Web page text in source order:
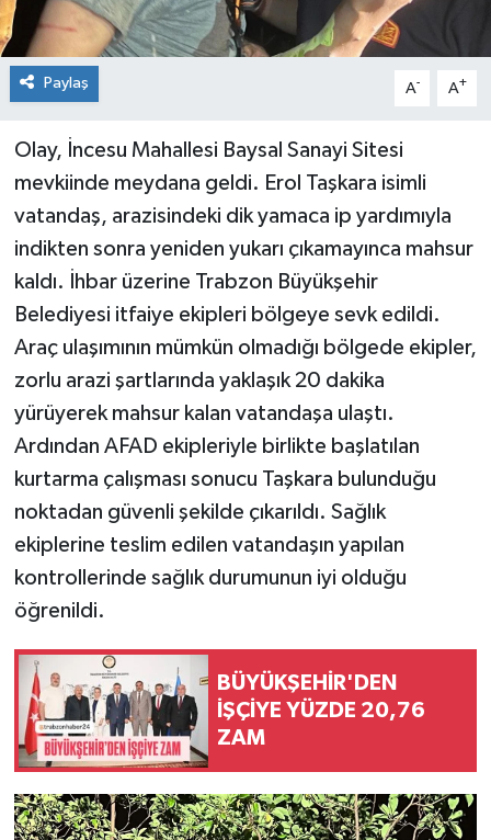
Paylaş A- A+
Olay, İncesu Mahallesi Baysal Sanayi Sitesi
mevkiinde meydana geldi. Erol Taşkara isimli
vatandaş, arazisindeki dik yamaca ip yardımıyla
indikten sonra yeniden yukarı çıkamayınca mahsur
kaldı. İhbar üzerine Trabzon Büyükşehir
Belediyesi itfaiye ekipleri bölgeye sevk edildi.
Araç ulaşımının mümkün olmadığı bölgede ekipler,
zorlu arazi şartlarında yaklaşık 20 dakika
yürüyerek mahsur kalan vatandaşa ulaştı.
Ardından AFAD ekipleriyle birlikte başlatılan
kurtarma çalışması sonucu Taşkara bulunduğu
noktadan güvenli şekilde çıkarıldı. Sağlık
ekiplerine teslim edilen vatandaşın yapılan
kontrollerinde sağlık durumunun iyi olduğu
öğrenildi.
BÜYÜKŞEHİR'DEN
İŞÇİYE YÜZDE 20,76
ZAM